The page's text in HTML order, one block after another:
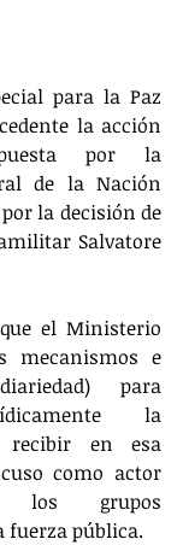
para la Paz
la acción
por la
de la Nación
la decisión de
Salvatore
el Ministerio
mecanismos e
para
la
recibir en esa
como actor
los grupos
fuerza pública.